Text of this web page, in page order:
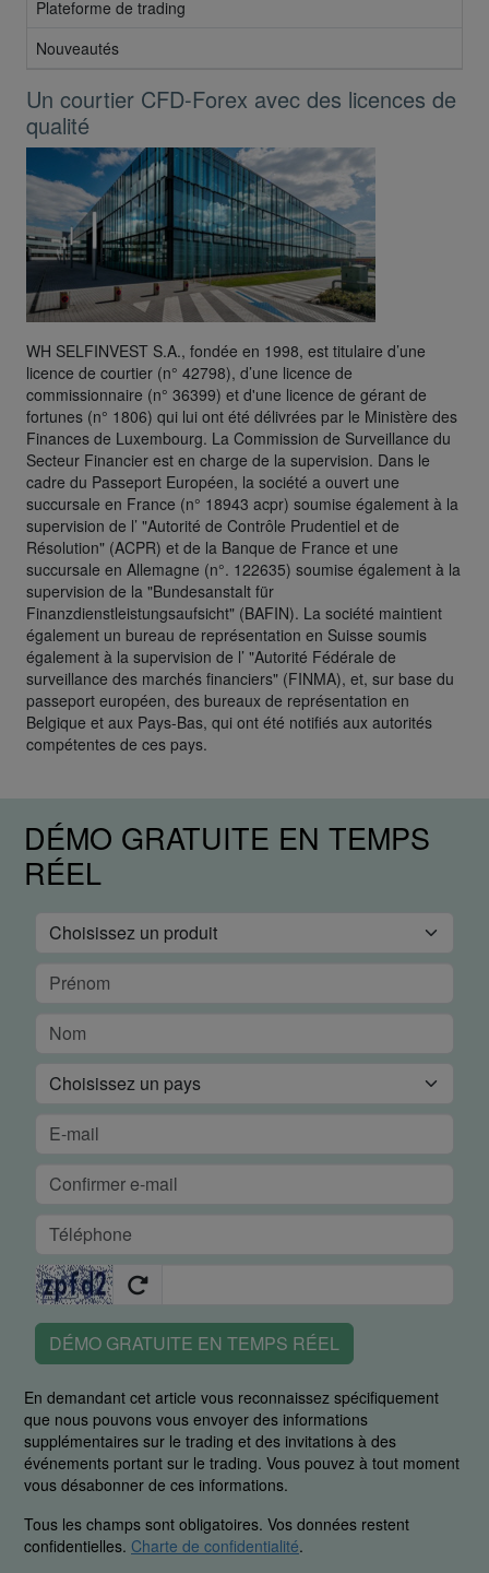
Plateforme de trading
Nouveautés
Un courtier CFD-Forex avec des licences de
qualité
WH SELFINVEST S.A., fondée en 1998, est titulaire d’une
licence de courtier (n° 42798), d’une licence de
commissionnaire (n° 36399) et d'une licence de gérant de
fortunes (n° 1806) qui lui ont été délivrées par le Ministère des
Finances de Luxembourg. La Commission de Surveillance du
Secteur Financier est en charge de la supervision. Dans le
cadre du Passeport Européen, la société a ouvert une
succursale en France (n° 18943 acpr) soumise également à la
supervision de l’ "Autorité de Contrôle Prudentiel et de
Résolution" (ACPR) et de la Banque de France et une
succursale en Allemagne (n°. 122635) soumise également à la
supervision de la "Bundesanstalt für
Finanzdienstleistungsaufsicht" (BAFIN). La société maintient
également un bureau de représentation en Suisse soumis
également à la supervision de l’ "Autorité Fédérale de
surveillance des marchés financiers" (FINMA), et, sur base du
passeport européen, des bureaux de représentation en
Belgique et aux Pays-Bas, qui ont été notifiés aux autorités
compétentes de ces pays.
DÉMO GRATUITE EN TEMPS
RÉEL
DÉMO GRATUITE EN TEMPS RÉEL
En demandant cet article vous reconnaissez spécifiquement
que nous pouvons vous envoyer des informations
supplémentaires sur le trading et des invitations à des
événements portant sur le trading. Vous pouvez à tout moment
vous désabonner de ces informations.
Tous les champs sont obligatoires. Vos données restent
confidentielles. Charte de confidentialité.